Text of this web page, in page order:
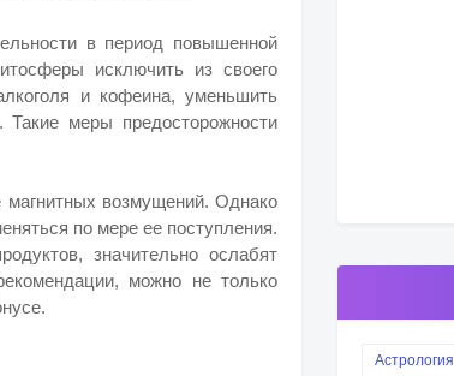
в период повышенной
исключить из своего
и кофеина, уменьшить
Такие меры предосторожности
возмущений. Однако
по мере ее поступления.
значительно ослабят
можно не только
Астрология